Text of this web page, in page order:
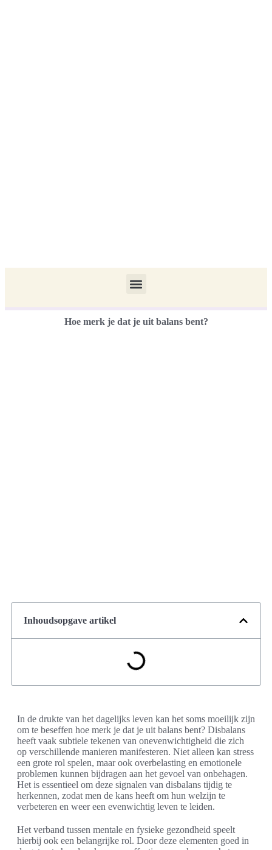
Hoe merk je dat je uit balans bent?
Inhoudsopgave artikel
In de drukte van het dagelijks leven kan het soms moeilijk zijn
om te beseffen hoe merk je dat je uit balans bent? Disbalans
heeft vaak subtiele tekenen van onevenwichtigheid die zich
op verschillende manieren manifesteren. Niet alleen kan stress
een grote rol spelen, maar ook overbelasting en emotionele
problemen kunnen bijdragen aan het gevoel van onbehagen.
Het is essentieel om deze signalen van disbalans tijdig te
herkennen, zodat men de kans heeft om hun welzijn te
verbeteren en weer een evenwichtig leven te leiden.
Het verband tussen mentale en fysieke gezondheid speelt
hierbij ook een belangrijke rol. Door deze elementen goed in